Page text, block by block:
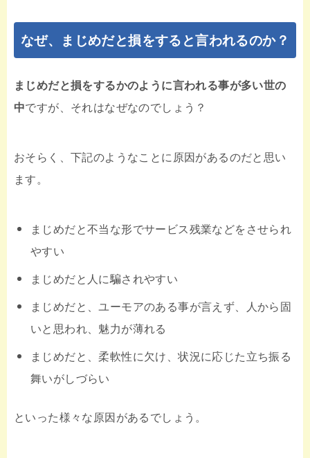
なぜ、まじめだと損をすると言われるのか？
まじめだと損をするかのように言われる事が多い世の
中ですが、それはなぜなのでしょう？
おそらく、下記のようなことに原因があるのだと思い
ます。
まじめだと不当な形でサービス残業などをさせられ
やすい
まじめだと人に騙されやすい
まじめだと、ユーモアのある事が言えず、人から固
いと思われ、魅力が薄れる
まじめだと、柔軟性に欠け、状況に応じた立ち振る
舞いがしづらい
といった様々な原因があるでしょう。